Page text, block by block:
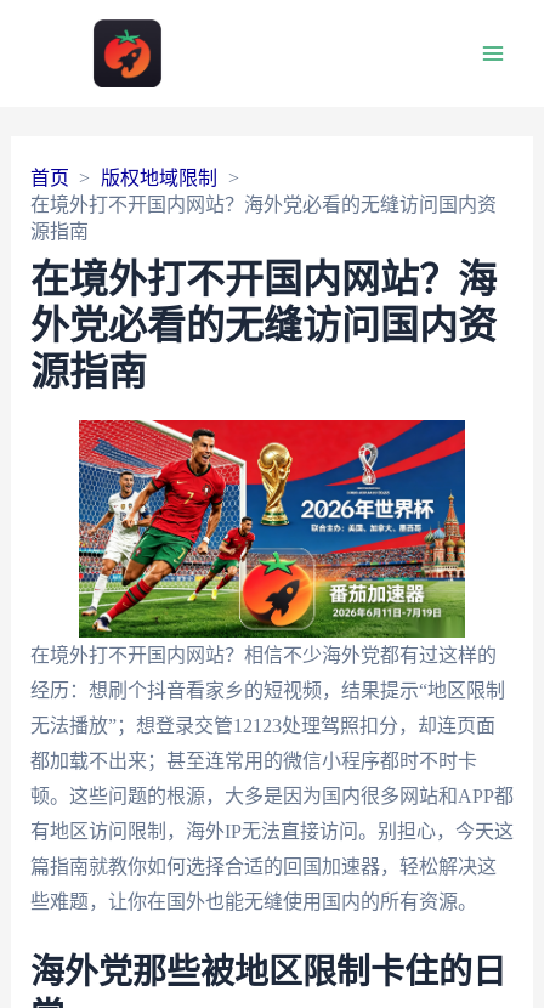
首页
版权地域限制
在境外打不开国内网站？海外党必看的无缝访问国内资
源指南
在境外打不开国内网站？海
外党必看的无缝访问国内资
源指南
在境外打不开国内网站？相信不少海外党都有过这样的
经历：想刷个抖音看家乡的短视频，结果提示“地区限制
无法播放”；想登录交管12123处理驾照扣分，却连页面
都加载不出来；甚至连常用的微信小程序都时不时卡
顿。这些问题的根源，大多是因为国内很多网站和APP都
有地区访问限制，海外IP无法直接访问。别担心，今天这
篇指南就教你如何选择合适的回国加速器，轻松解决这
些难题，让你在国外也能无缝使用国内的所有资源。
海外党那些被地区限制卡住的日